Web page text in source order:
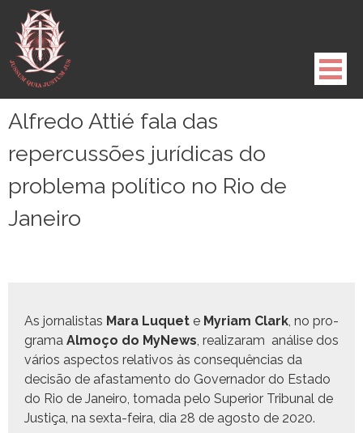
para
conteúdo
Alfredo Attié fala das
repercussões jurídicas do
problema político no Rio de
Janeiro
As jor­nal­is­tas Mara Luquet e Myr­i­am Clark, no pro­
gra­ma Almoço do MyNews, realizaram análise dos
vários aspec­tos rel­a­tivos às con­se­quên­cias da
decisão de afas­ta­men­to do Gov­er­nador do Esta­do
do Rio de Janeiro, toma­da pelo Supe­ri­or Tri­bunal de
Justiça, na sex­ta-feira, dia 28 de agos­to de 2020.